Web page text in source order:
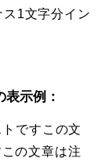
1文字分イン
示例：
ですこの文
の文章は注